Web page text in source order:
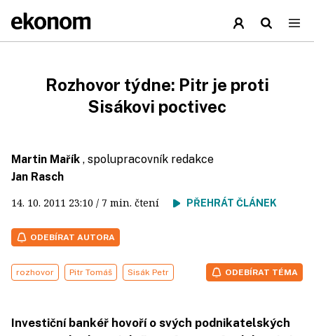
Rozhovor týdne: Pitr je proti
Sisákovi poctivec
Martin Mařík , spolupracovník redakce
Jan Rasch
14. 10. 2011 23:10 / 7 min. čtení PŘEHRÁT ČLÁNEK
ODEBÍRAT AUTORA
rozhovor Pitr Tomáš Sisák Petr ODEBÍRAT TÉMA
Investiční bankéř hovoří o svých podnikatelských